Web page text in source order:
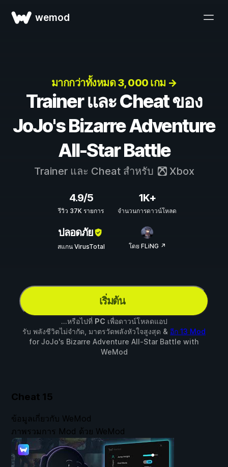
wemod
มากกว่าทั้งหมด 3, 000 เกม →
Trainer และ Cheat ของ
JoJo's Bizarre Adventure
All-Star Battle
Trainer และ Cheat สำหรับ Xbox
4.9/5
รีวิว 37K รายการ
1K+
จำนวนการดาวน์โหลด
ปลอดภัย
สแกน VirusTotal โดย FLiNG ↗
เริ่มต้น
...หรือไปที่ PC เพื่อดาวน์โหลดแอป
รับ พลังชีวิตไม่จำกัด, มาตรวัดพลังหัวใจสูงสุด & อีก 13 Mod
for JoJo's Bizarre Adventure All-Star Battle with
WeMod
Cheat 15
ข้อมูลเกี่ยวกับ WeMod
ภาพรวมการ Mod ด้วย WeMod